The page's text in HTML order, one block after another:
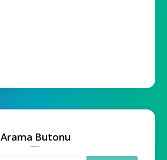
Arama Butonu